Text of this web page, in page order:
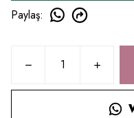
Paylaş: